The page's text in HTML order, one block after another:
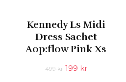
Kennedy Ls Midi
Dress Sachet
Aop:flow Pink Xs
499kr Det
199 krDet